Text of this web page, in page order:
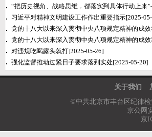
“把历史视角、战略思维，都落实到具体行动上
习近平对精神文明建设工作作出重要指示[2025-
党的十八大以来深入贯彻中央八项规定精神的成
党的十八大以来深入贯彻中央八项规定精神的成
对违规吃喝露头就打[2025-05-26]
强化监督推动过紧日子要求落到实处[2025-05-20]